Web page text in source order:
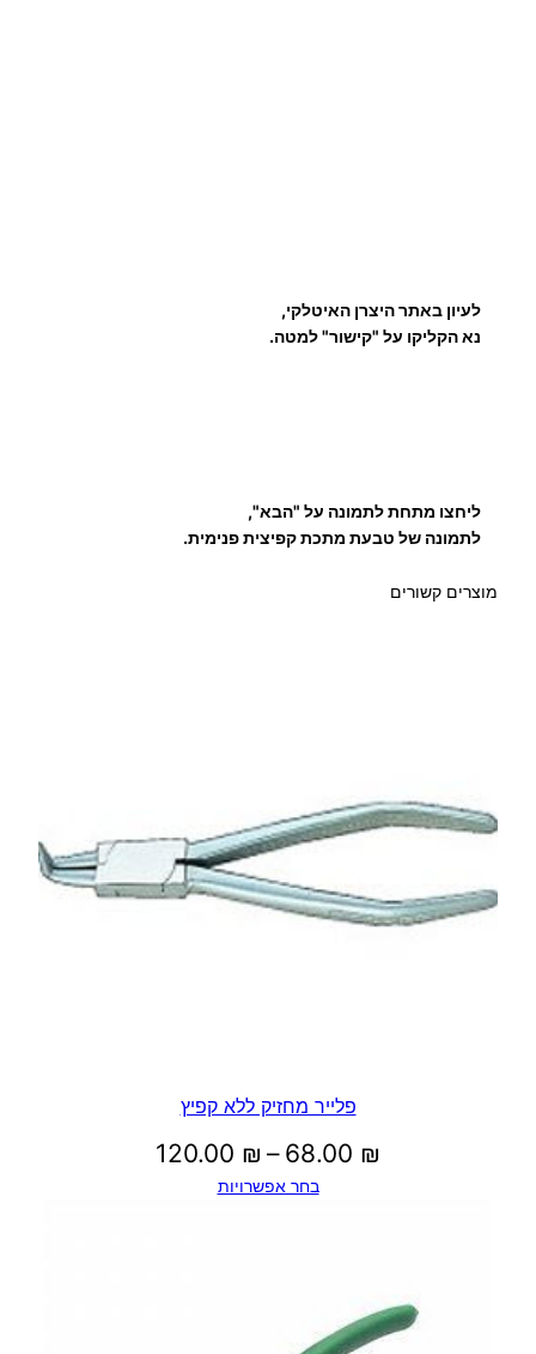
לעיון באתר היצרן האיטלקי,
נא הקליקו על "קישור" למטה.
ליחצו מתחת לתמונה על "הבא",
לתמונה של טבעת מתכת קפיצית פנימית.
מוצרים קשורים
פלייר מחזיק ללא קפיץ
68.00 ₪
–
120.00 ₪
בחר אפשרויות